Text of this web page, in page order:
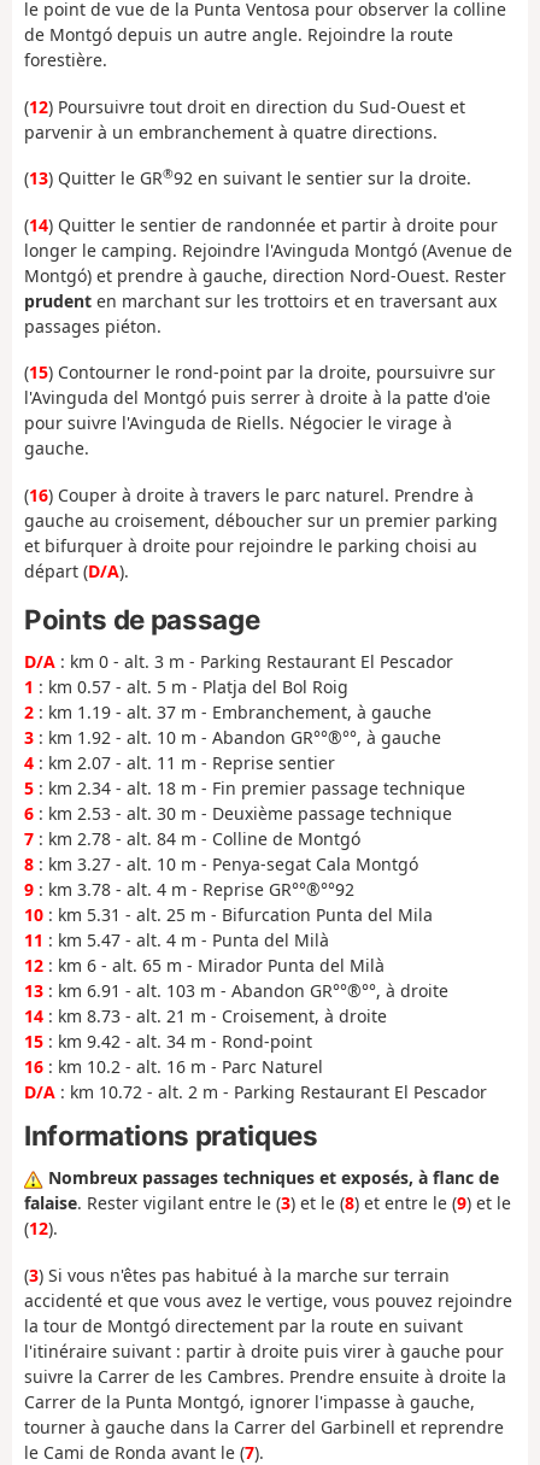
le point de vue de la Punta Ventosa pour observer la colline
de Montgó depuis un autre angle. Rejoindre la route
forestière.
(12) Poursuivre tout droit en direction du Sud-Ouest et
parvenir à un embranchement à quatre directions.
(13) Quitter le GR®92 en suivant le sentier sur la droite.
(14) Quitter le sentier de randonnée et partir à droite pour
longer le camping. Rejoindre l'Avinguda Montgó (Avenue de
Montgó) et prendre à gauche, direction Nord-Ouest. Rester
prudent en marchant sur les trottoirs et en traversant aux
passages piéton.
(15) Contourner le rond-point par la droite, poursuivre sur
l'Avinguda del Montgó puis serrer à droite à la patte d'oie
pour suivre l'Avinguda de Riells. Négocier le virage à
gauche.
(16) Couper à droite à travers le parc naturel. Prendre à
gauche au croisement, déboucher sur un premier parking
et bifurquer à droite pour rejoindre le parking choisi au
départ (D/A).
Points de passage
D/A : km 0 - alt. 3 m - Parking Restaurant El Pescador
1 : km 0.57 - alt. 5 m - Platja del Bol Roig
2 : km 1.19 - alt. 37 m - Embranchement, à gauche
3 : km 1.92 - alt. 10 m - Abandon GR°°®°°, à gauche
4 : km 2.07 - alt. 11 m - Reprise sentier
5 : km 2.34 - alt. 18 m - Fin premier passage technique
6 : km 2.53 - alt. 30 m - Deuxième passage technique
7 : km 2.78 - alt. 84 m - Colline de Montgó
8 : km 3.27 - alt. 10 m - Penya-segat Cala Montgó
9 : km 3.78 - alt. 4 m - Reprise GR°°®°°92
10 : km 5.31 - alt. 25 m - Bifurcation Punta del Mila
11 : km 5.47 - alt. 4 m - Punta del Milà
12 : km 6 - alt. 65 m - Mirador Punta del Milà
13 : km 6.91 - alt. 103 m - Abandon GR°°®°°, à droite
14 : km 8.73 - alt. 21 m - Croisement, à droite
15 : km 9.42 - alt. 34 m - Rond-point
16 : km 10.2 - alt. 16 m - Parc Naturel
D/A : km 10.72 - alt. 2 m - Parking Restaurant El Pescador
Informations pratiques
Nombreux passages techniques et exposés, à flanc de
falaise. Rester vigilant entre le (3) et le (8) et entre le (9) et le
(12).
(3) Si vous n'êtes pas habitué à la marche sur terrain
accidenté et que vous avez le vertige, vous pouvez rejoindre
la tour de Montgó directement par la route en suivant
l'itinéraire suivant : partir à droite puis virer à gauche pour
suivre la Carrer de les Cambres. Prendre ensuite à droite la
Carrer de la Punta Montgó, ignorer l'impasse à gauche,
tourner à gauche dans la Carrer del Garbinell et reprendre
le Cami de Ronda avant le (7).